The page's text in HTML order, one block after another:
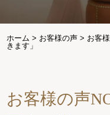
ホーム > お客様の声 > お客
きます」
お客様の声